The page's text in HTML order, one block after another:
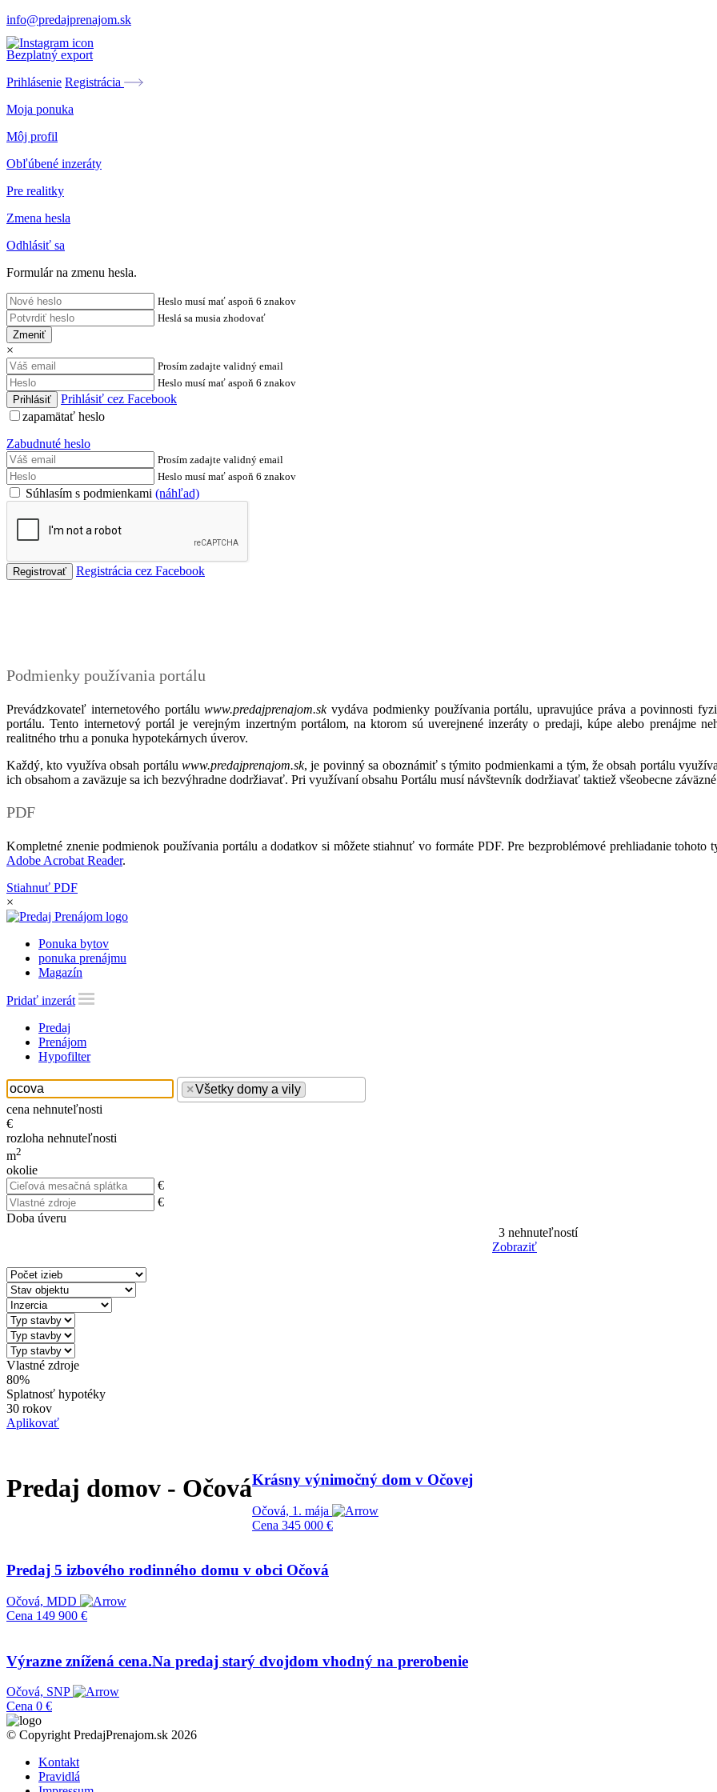
info@predajprenajom.sk
Bezplatný export
Prihlásenie Registrácia
Moja ponuka
Môj profil
Obľúbené inzeráty
Pre realitky
Zmena hesla
Odhlásiť sa
Formulár na zmenu hesla.
Heslo musí mať aspoň 6 znakov
Heslá sa musia zhodovať
Zmeniť
×
Prosím zadajte validný email
Heslo musí mať aspoň 6 znakov
Prihlásiť cez Facebook
zapamätať heslo
Zabudnuté heslo
Prosím zadajte validný email
Heslo musí mať aspoň 6 znakov
Súhlasím s podmienkami (náhľad)
Registrácia cez Facebook
Podmienky používania portálu
Prevádzkovateľ internetového portáluwww.predajprenajom.skvydáva podmienky používania portálu, upravujúce práva a povinnosti
portálu. Tento internetový portál je verejným inzertným portálom, na ktorom sú uverejnené inzeráty o predaji, kúpe alebo prenájme
realitného trhu a ponuka hypotekárnych úverov.
Každý, kto využíva obsah portálu www.predajprenajom.sk, je povinný sa oboznámiť s týmito podmienkami a tým, že obsah portálu
ich obsahom a zaväzuje sa ich bezvýhradne dodržiavať. Pri využívaní obsahu Portálu musí návštevník dodržiavať taktiež všeobecne
PDF
Kompletné znenie podmienok používania portálu a dodatkov si môžete stiahnuť vo formáte PDF. Pre bezproblémové prehliadanie
Adobe Acrobat Reader.
Stiahnuť PDF
×
Ponuka bytov
ponuka prenájmu
Magazín
Pridať inzerát
Predaj
Prenájom
Hypofilter
×Všetky domy a vily
cena nehnuteľnosti
€
rozloha nehnuteľnosti
m2
okolie
€
€
Doba úveru
3nehnuteľností
Zobraziť
Vlastné zdroje
80%
Splatnosť hypotéky
30 rokov
Aplikovať
Predaj domov - OčováKrásny výnimočný dom v Očovej
Očová, 1. mája
Cena 345 000 €
Predaj 5 izbového rodinného domu v obci Očová
Očová, MDD
Cena 149 900 €
Výrazne znížená cena.Na predaj starý dvojdom vhodný na prerobenie
Očová, SNP
Cena 0 €
© Copyright PredajPrenajom.sk 2026
Kontakt
Pravidlá